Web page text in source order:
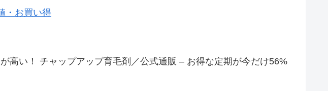
・お買い得
い！ チャップアップ育毛剤／公式通販 – お得な定期が今だけ56%